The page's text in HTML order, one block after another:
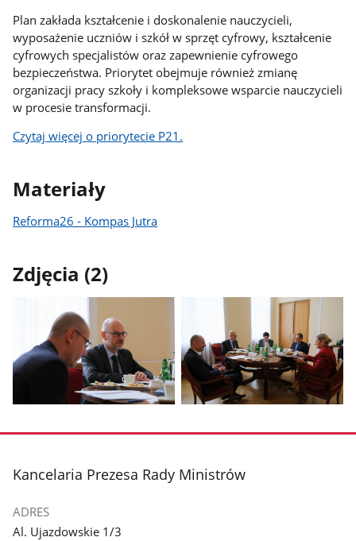
Plan zakłada kształcenie i doskonalenie nauczycieli,
wyposażenie uczniów i szkół w sprzęt cyfrowy, kształcenie
cyfrowych specjalistów oraz zapewnienie cyfrowego
bezpieczeństwa. Priorytet obejmuje również zmianę
organizacji pracy szkoły i kompleksowe wsparcie nauczycieli
w procesie transformacji.
Czytaj więcej o priorytecie P21.
Materiały
Reforma26 - Kompas Jutra
Zdjęcia (2)
zdjęcie
galerii.
zdjęcie
galerii.
stopka
Kancelaria Prezesa Rady Ministrów
ADRES
Al. Ujazdowskie 1/3